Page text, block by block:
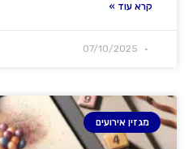
קרא עוד »
מגזין אירועים